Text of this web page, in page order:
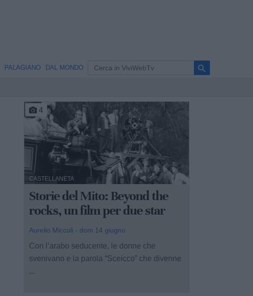
PALAGIANO DAL MONDO search
4
CASTELLANETA
Storie del Mito: Beyond the
rocks, un film per due star
Aurelio Miccoli - dom 14 giugno
Con l’arabo seducente, le donne che
svenivano e la parola “Sceicco” che divenne
...